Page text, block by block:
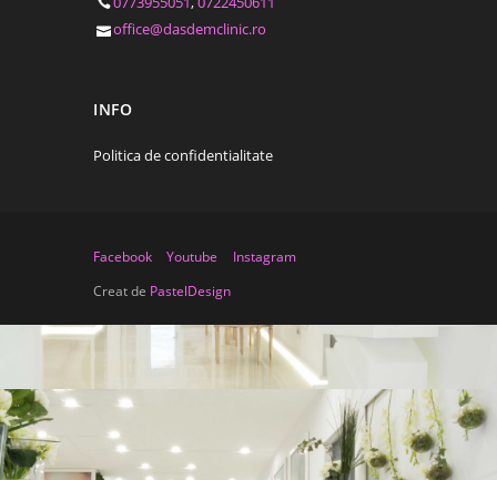
office@dasdemclinic.ro
INFO
Politica de confidentialitate
Facebook Youtube
Instagram
Creat de PastelDesign